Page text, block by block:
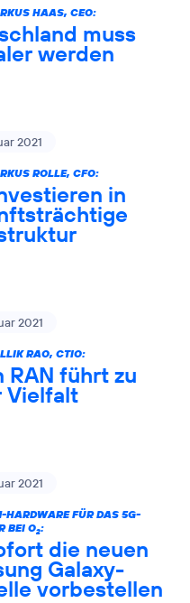
HAAS, CEO:
muss
werden
2021
ROLLE, CFO:
in
2021
RAO, CTIO:
RAN führt zu
Vielfalt
2021
HARDWARE FÜR DAS 5G-
BEI O2:
die neuen
Galaxy-
vorbestellen